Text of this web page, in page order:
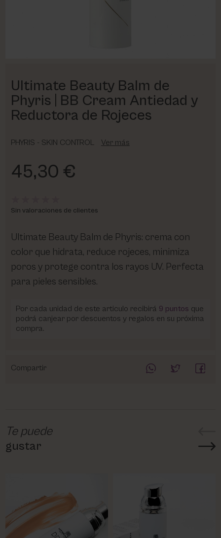
Ultimate Beauty Balm de
Phyris | BB Cream Antiedad y
Reductora de Rojeces
PHYRIS - SKIN CONTROL Ver más
45,30 €
Sin valoraciones de clientes
Ultimate Beauty Balm de Phyris: crema con
color que hidrata, reduce rojeces, minimiza
poros y protege contra los rayos UV. Perfecta
para pieles sensibles.
Por cada unidad de este articulo recibirá 9 puntos que
podrá canjear por descuentos y regalos en su próxima
compra.
Compartir
Te puede
gustar
VICTORIA VYNN